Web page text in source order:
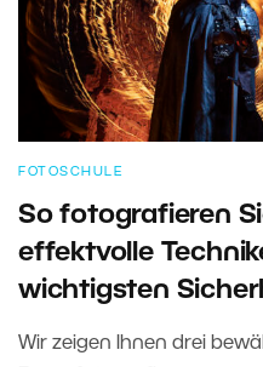
FOTOSCHULE
So fotografieren
effektvolle
wichtigsten
Wir zeigen Ihnen drei